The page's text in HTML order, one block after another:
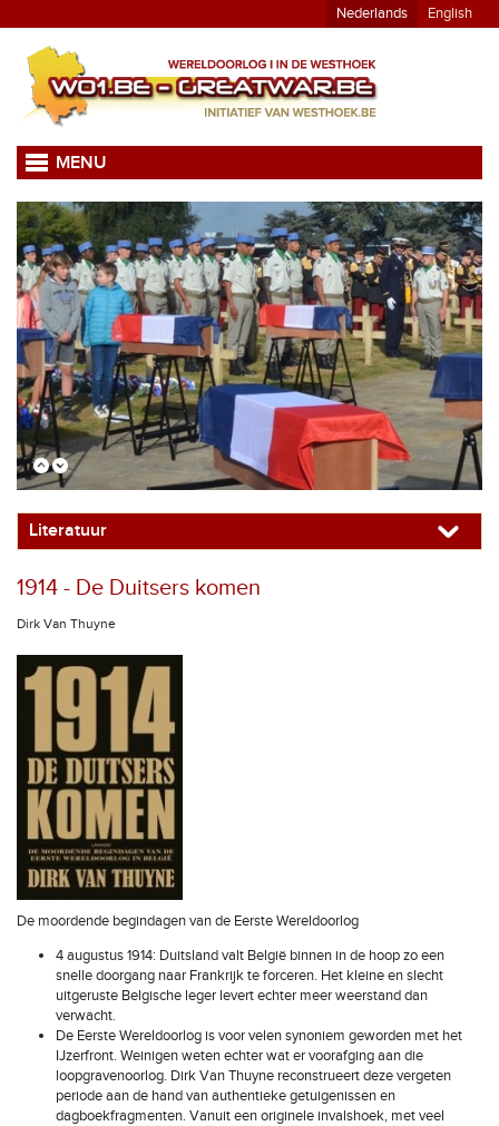
Nederlands English
MENU
Literatuur
1914 - De Duitsers komen
Dirk Van Thuyne
De moordende begindagen van de Eerste Wereldoorlog
4 augustus 1914: Duitsland valt België binnen in de hoop zo een
snelle doorgang naar Frankrijk te forceren. Het kleine en slecht
uitgeruste Belgische leger levert echter meer weerstand dan
verwacht.
De Eerste Wereldoorlog is voor velen synoniem geworden met het
IJzerfront. Weinigen weten echter wat er voorafging aan die
loopgravenoorlog. Dirk Van Thuyne reconstrueert deze vergeten
periode aan de hand van authentieke getuigenissen en
dagboekfragmenten. Vanuit een originele invalshoek, met veel